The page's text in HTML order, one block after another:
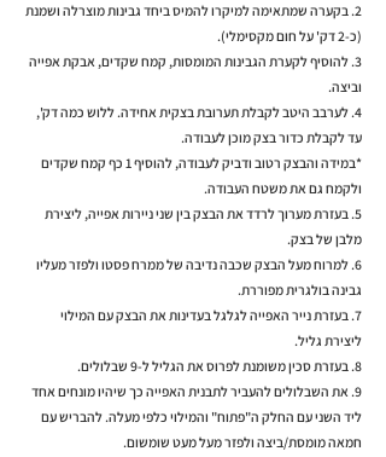
2. בקערה שמתאימה למיקרו להמיס ביחד גבינות מוצרלה ושמנת
(כ-2 דק' על חום מקסימלי).
3. להוסיף לקערת הגבינות המומסות, קמח שקדים, אבקת אפייה
וביצה.
4. לערבב היטב לקבלת תערובת בצקית אחידה. ללוש כמה דק',
עד לקבלת כדור בצק מוכן לעבודה.
*במידה והבצק רטוב ודביק לעבודה, להוסיף 1 כף קמח שקדים
ולקמח גם את משטח העבודה.
5. בעזרת מערוך לרדד את הבצק בין שני ניירות אפייה, ליצירת
מלבן של בצק.
6. למרוח מעל הבצק שכבה נדיבה של ממרח פסטו ולפזר מעליו
גבינה בולגרית מפוררת.
7. בעזרת נייר האפייה לגלגל בעדינות את הבצק עם המילוי
ליצירת גליל.
8. בעזרת סכין משומנת לפרוס את הגליל ל-9 שבלולים.
9. את השבלולים להעביר לתבנית האפייה כך שיהיו מונחים אחד
ליד השני עם החלק ה"פתוח" והמילוי כלפי מעלה. להבריש עם
חמאה מומסת/ביצה ולפזר מעל מעט שומשום.